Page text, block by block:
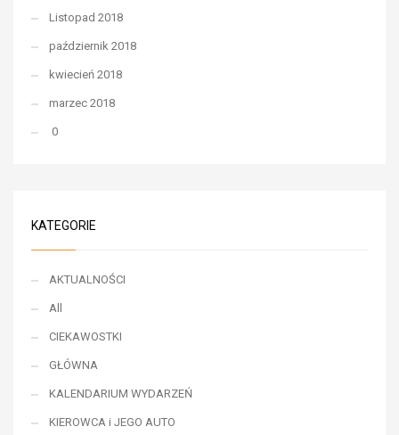
Listopad 2018
październik 2018
kwiecień 2018
marzec 2018
0
KATEGORIE
AKTUALNOŚCI
All
CIEKAWOSTKI
GŁÓWNA
KALENDARIUM WYDARZEŃ
KIEROWCA i JEGO AUTO